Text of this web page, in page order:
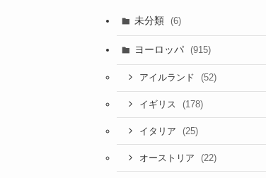
未分類 (6)
ヨーロッパ (915)
アイルランド (52)
イギリス (178)
イタリア (25)
オーストリア (22)